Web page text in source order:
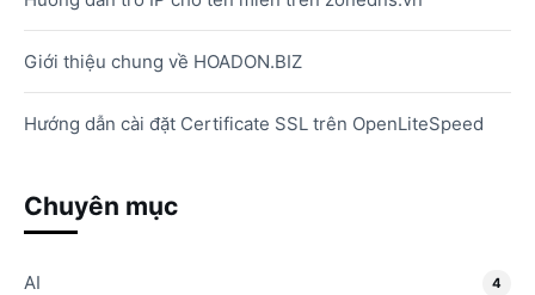
Giới thiệu chung về HOADON.BIZ
Hướng dẫn cài đặt Certificate SSL trên OpenLiteSpeed
Chuyên mục
AI 4